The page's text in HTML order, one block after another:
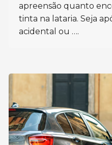
apreensão quanto
tinta na lataria. Seja
acidental ou ….